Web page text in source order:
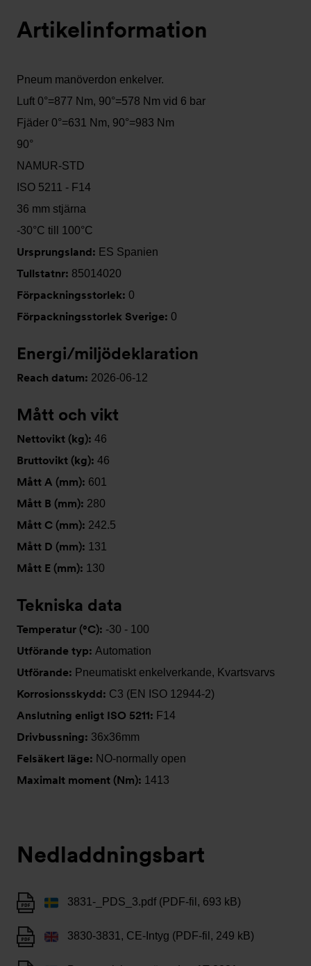
nu)
Artikelinformation
Pneum manöverdon enkelver.
Luft 0°=877 Nm, 90°=578 Nm vid 6 bar
Fjäder 0°=631 Nm, 90°=983 Nm
90°
NAMUR-STD
ISO 5211 - F14
36 mm stjärna
-30°C till 100°C
Ursprungsland: ES Spanien
Tullstatnr: 85014020
Förpackningsstorlek: 0
Förpackningsstorlek Sverige: 0
Energi/miljödeklaration
Reach datum: 2026-06-12
Mått och vikt
Nettovikt (kg): 46
Bruttovikt (kg): 46
Mått A (mm): 601
Mått B (mm): 280
Mått C (mm): 242.5
Mått D (mm): 131
Mått E (mm): 130
Tekniska data
Temperatur (°C): -30 - 100
Utförande typ: Automation
Utförande: Pneumatiskt enkelverkande, Kvartsvarvs
Korrosionsskydd: C3 (EN ISO 12944-2)
Anslutning enligt ISO 5211: F14
Drivbussning: 36x36mm
Felsäkert läge: NO-normally open
Maximalt moment (Nm): 1413
Nedladdningsbart
3831-_PDS_3.pdf (PDF-fil, 693 kB)
3830-3831, CE-Intyg (PDF-fil, 249 kB)